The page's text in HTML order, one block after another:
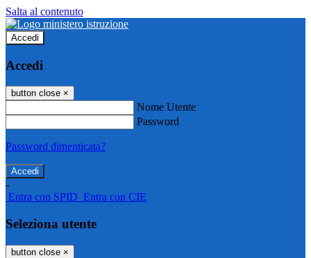
Salta al contenuto
Accedi
Accedi
button close ×
Nome Utente
Password
Password dimenticata?
-
Entra con SPID Entra con CIE
Seleziona utente
button close ×